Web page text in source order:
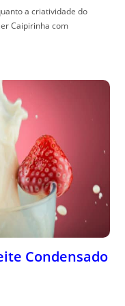
a criatividade do
Caipirinha com
Condensado